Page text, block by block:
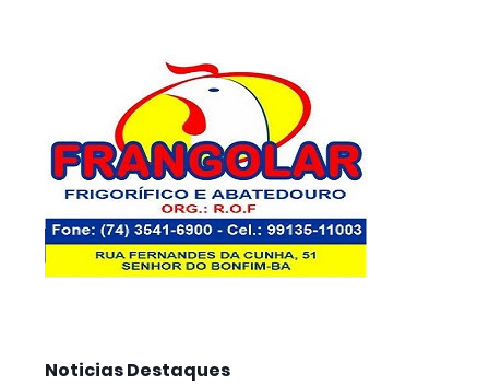
Noticias Destaques